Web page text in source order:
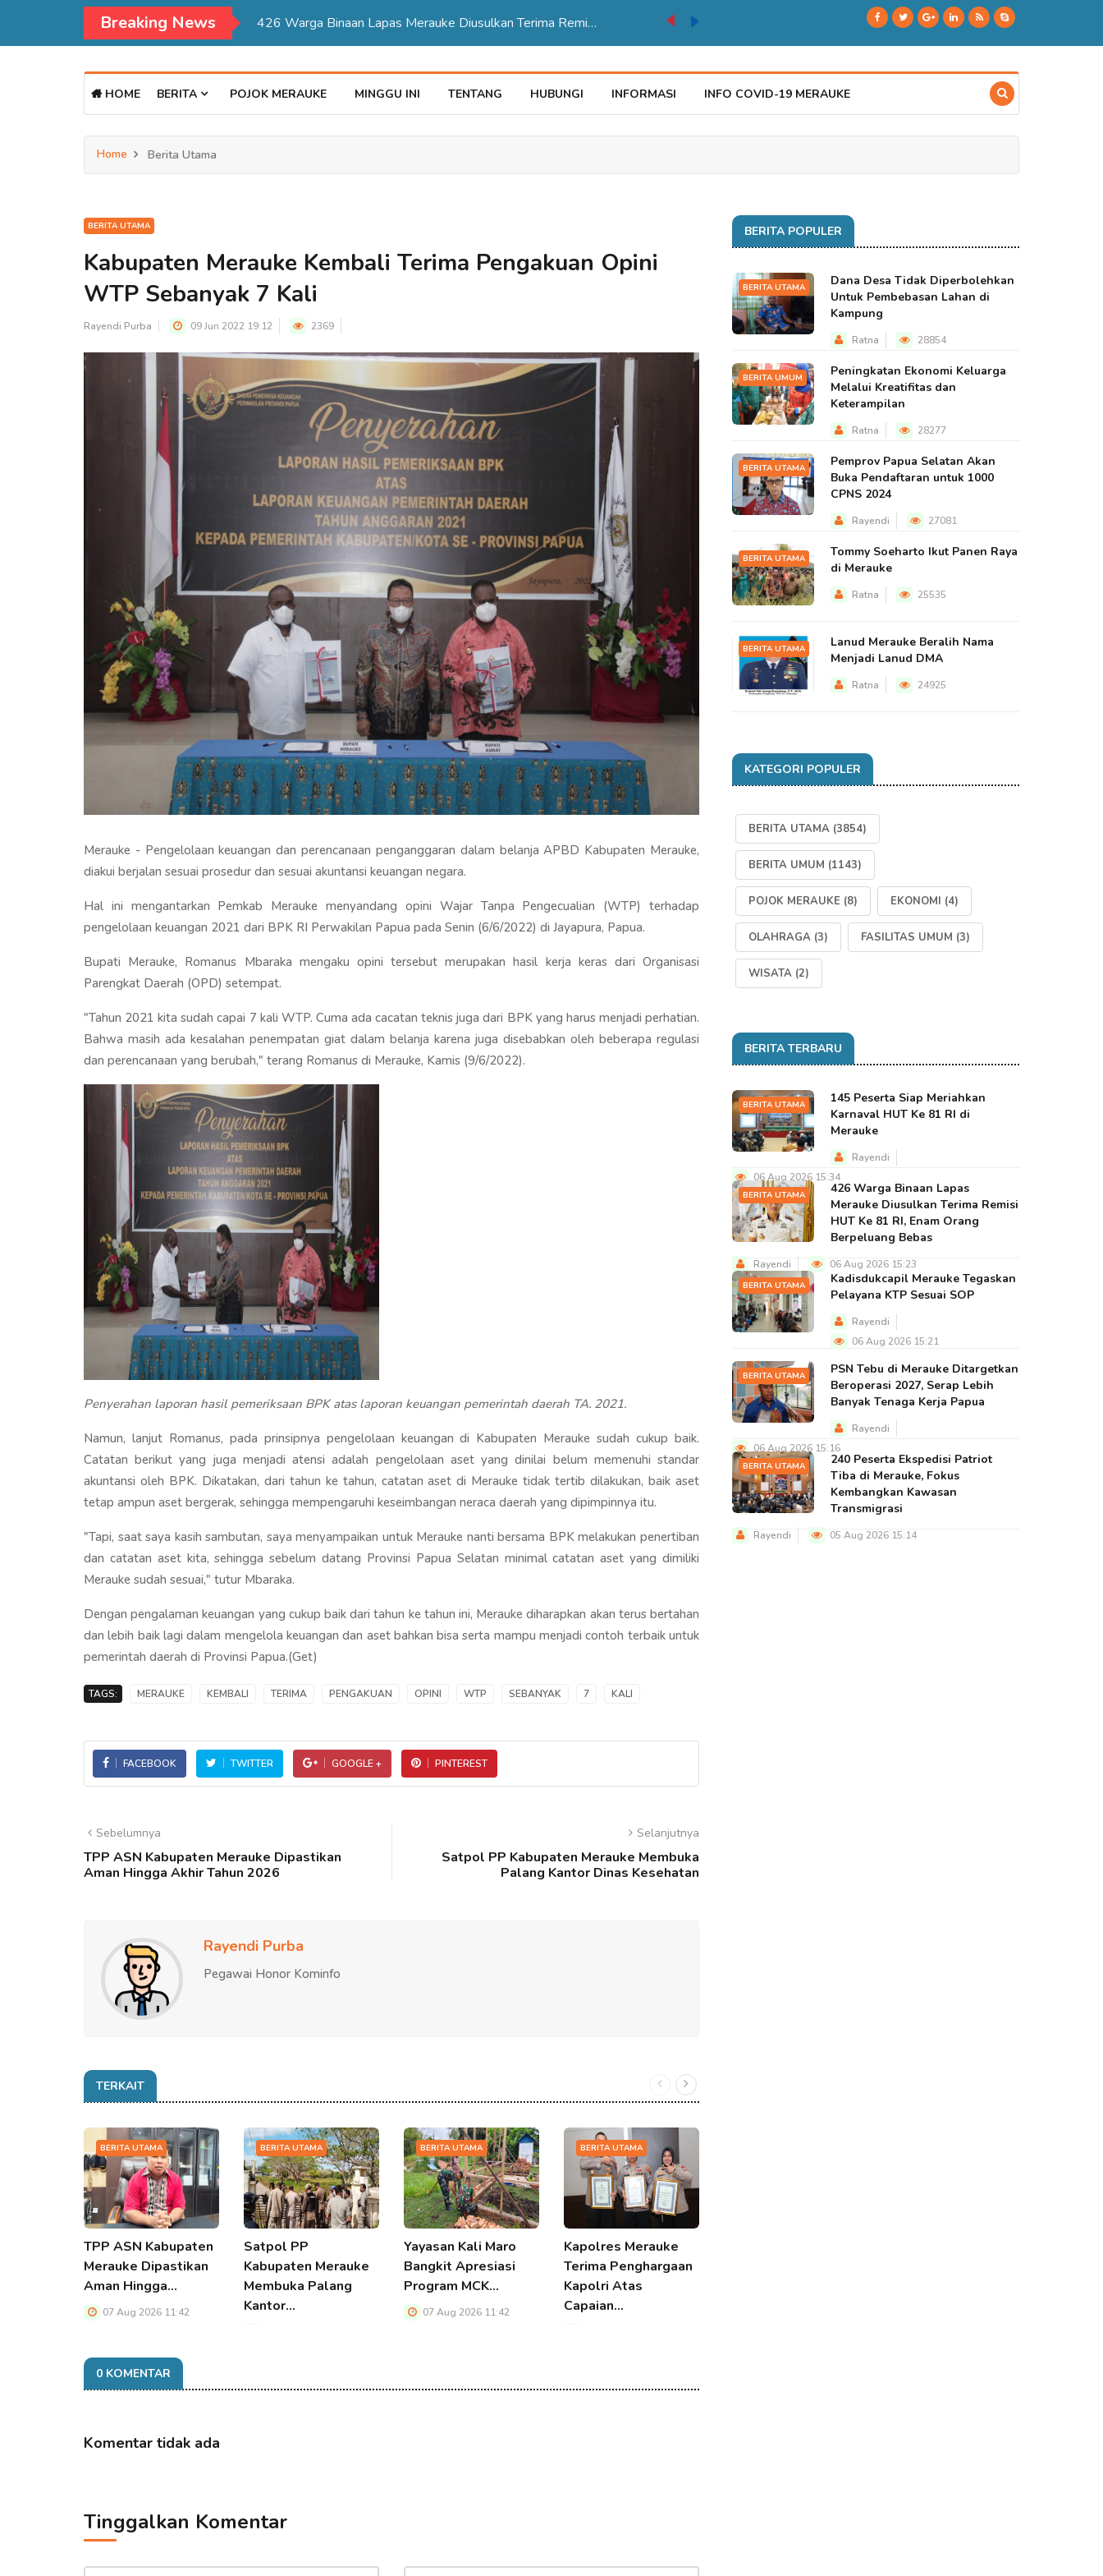
Breaking News Kadisdukcapil Merauke Tegaskan Pelayana KTP Sesuai SOP
HOME BERITA POJOK MERAUKE MINGGU INI TENTANG HUBUNGI INFORMASI INFO COVID-19 MERAUKE
Home Berita Utama
BERITA UTAMA
Kabupaten Merauke Kembali Terima Pengakuan Opini
WTP Sebanyak 7 Kali
Rayendi Purba 09 Jun 2022 19:12 2369
Merauke - Pengelolaan keuangan dan perencanaan penganggaran dalam belanja APBD Kabupaten Merauke,
diakui berjalan sesuai prosedur dan sesuai akuntansi keuangan negara.
Hal ini mengantarkan Pemkab Merauke menyandang opini Wajar Tanpa Pengecualian (WTP) terhadap
pengelolaan keuangan 2021 dari BPK RI Perwakilan Papua pada Senin (6/6/2022) di Jayapura, Papua.
Bupati Merauke, Romanus Mbaraka mengaku opini tersebut merupakan hasil kerja keras dari Organisasi
Parengkat Daerah (OPD) setempat.
"Tahun 2021 kita sudah capai 7 kali WTP. Cuma ada cacatan teknis juga dari BPK yang harus menjadi perhatian.
Bahwa masih ada kesalahan penempatan giat dalam belanja karena juga disebabkan oleh beberapa regulasi
dan perencanaan yang berubah," terang Romanus di Merauke, Kamis (9/6/2022).
Penyerahan laporan hasil pemeriksaan BPK atas laporan keuangan pemerintah daerah TA. 2021.
Namun, lanjut Romanus, pada prinsipnya pengelolaan keuangan di Kabupaten Merauke sudah cukup baik.
Catatan berikut yang juga menjadi atensi adalah pengelolaan aset yang dinilai belum memenuhi standar
akuntansi oleh BPK. Dikatakan, dari tahun ke tahun, catatan aset di Merauke tidak tertib dilakukan, baik aset
tetap ampun aset bergerak, sehingga mempengaruhi keseimbangan neraca daerah yang dipimpinnya itu.
"Tapi, saat saya kasih sambutan, saya menyampaikan untuk Merauke nanti bersama BPK melakukan penertiban
dan catatan aset kita, sehingga sebelum datang Provinsi Papua Selatan minimal catatan aset yang dimiliki
Merauke sudah sesuai," tutur Mbaraka.
Dengan pengalaman keuangan yang cukup baik dari tahun ke tahun ini, Merauke diharapkan akan terus bertahan
dan lebih baik lagi dalam mengelola keuangan dan aset bahkan bisa serta mampu menjadi contoh terbaik untuk
pemerintah daerah di Provinsi Papua.(Get)
TAGS: MERAUKE KEMBALI TERIMA PENGAKUAN OPINI WTP SEBANYAK 7 KALI
FACEBOOK TWITTER GOOGLE + PINTEREST
Sebelumnya
TPP ASN Kabupaten Merauke Dipastikan
Aman Hingga Akhir Tahun 2026
Selanjutnya
Satpol PP Kabupaten Merauke Membuka
Palang Kantor Dinas Kesehatan
Rayendi Purba
Pegawai Honor Kominfo
TERKAIT
BERITA UTAMA
TPP ASN Kabupaten
Merauke Dipastikan
Aman Hingga…
07 Aug 2026 11:42
BERITA UTAMA
Satpol PP
Kabupaten Merauke
Membuka Palang
Kantor…
BERITA UTAMA
Yayasan Kali Maro
Bangkit Apresiasi
Program MCK…
07 Aug 2026 11:42
BERITA UTAMA
Kapolres Merauke
Terima Penghargaan
Kapolri Atas
Capaian…
0 KOMENTAR
Komentar tidak ada
Tinggalkan Komentar
BERITA POPULER
BERITA UTAMA
Dana Desa Tidak Diperbolehkan
Untuk Pembebasan Lahan di
Kampung
Ratna 28854
BERITA UMUM
Peningkatan Ekonomi Keluarga
Melalui Kreatifitas dan
Keterampilan
Ratna 28277
BERITA UTAMA
Pemprov Papua Selatan Akan
Buka Pendaftaran untuk 1000
CPNS 2024
Rayendi 27081
BERITA UTAMA
Tommy Soeharto Ikut Panen Raya
di Merauke
Ratna 25535
BERITA UTAMA
Lanud Merauke Beralih Nama
Menjadi Lanud DMA
Ratna 24925
KATEGORI POPULER
BERITA UTAMA (3854)
BERITA UMUM (1143)
POJOK MERAUKE (8) EKONOMI (4)
OLAHRAGA (3) FASILITAS UMUM (3)
WISATA (2)
BERITA TERBARU
BERITA UTAMA
145 Peserta Siap Meriahkan
Karnaval HUT Ke 81 RI di
Merauke
Rayendi
06 Aug 2026 15:34
BERITA UTAMA
426 Warga Binaan Lapas
Merauke Diusulkan Terima Remisi
HUT Ke 81 RI, Enam Orang
Berpeluang Bebas
Rayendi 06 Aug 2026 15:23
BERITA UTAMA
Kadisdukcapil Merauke Tegaskan
Pelayana KTP Sesuai SOP
Rayendi
06 Aug 2026 15:21
BERITA UTAMA
PSN Tebu di Merauke Ditargetkan
Beroperasi 2027, Serap Lebih
Banyak Tenaga Kerja Papua
Rayendi
06 Aug 2026 15:16
BERITA UTAMA
240 Peserta Ekspedisi Patriot
Tiba di Merauke, Fokus
Kembangkan Kawasan
Transmigrasi
Rayendi 05 Aug 2026 15:14